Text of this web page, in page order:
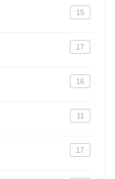
15
17
16
11
17